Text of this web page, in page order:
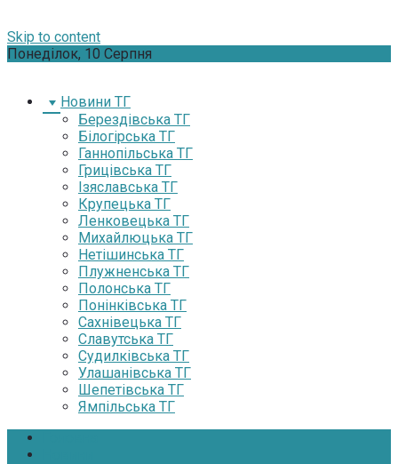
Skip to content
Понеділок, 10 Серпня
Новини ТГ
Берездівська ТГ
Білогірська ТГ
Ганнопільська ТГ
Грицівська ТГ
Ізяславська ТГ
Крупецька ТГ
Ленковецька ТГ
Михайлюцька ТГ
Нетішинська ТГ
Плужненська ТГ
Полонська ТГ
Понінківська ТГ
Сахнівецька ТГ
Славутська ТГ
Судилківська ТГ
Улашанівська ТГ
Шепетівська ТГ
Ямпільська ТГ